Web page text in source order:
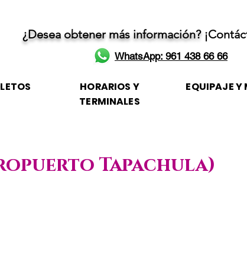
¿Desea obtener más información?
WhatsApp: 961 438 66 66
HORARIOS Y
TERMINALES
EQUIPAJE
Tapachula)